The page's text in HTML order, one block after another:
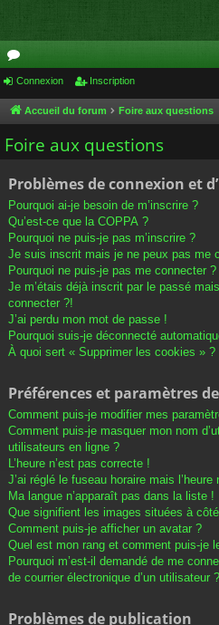
or
u
m
Connexion Inscription
Accueil du forum Foire aux questions
Foire aux questions
Problèmes de connexion et
Pourquoi ai-je besoin de m’inscrire ?
Qu’est-ce que la COPPA ?
Pourquoi ne puis-je pas m’inscrire ?
Je suis inscrit mais je ne peux pas me
Pourquoi ne puis-je pas me connecter ?
Je m’étais déjà inscrit par le passé
connecter ?!
J’ai perdu mon mot de passe !
Pourquoi suis-je déconnecté
À quoi sert « Supprimer les cookies » ?
Préférences et paramètres
Comment puis-je modifier mes
Comment puis-je masquer mon nom
utilisateurs en ligne ?
L’heure n’est pas correcte !
J’ai réglé le fuseau horaire mais
Ma langue n’apparaît pas dans la liste !
Que signifient les images situées à
Comment puis-je afficher un avatar ?
Quel est mon rang et comment puis-je
Pourquoi m’est-il demandé de me
de courrier électronique d’un utilisateur ?
Problèmes de publication